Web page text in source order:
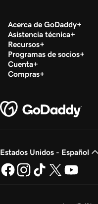
Acerca de GoDaddy
Asistencia técnica
Recursos
Programas de socios
Cuenta
Compras
Estados Unidos - Español